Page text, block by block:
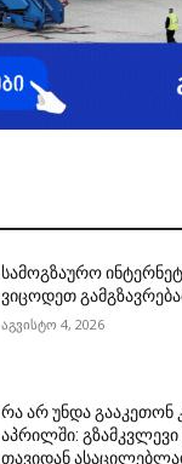
სამოგზაურო
ვიცოდეთ
აგვისტო 4, 2026
რა არ უნდა გააკეთონ
აპრილში:
თავიდან